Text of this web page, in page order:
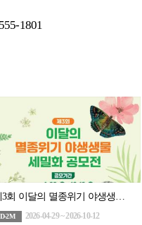
1801
제3회 이달의 멸종위기 야생생물 세밀화 공모전
D-2M
2026-04-29 ~ 2026-10-12